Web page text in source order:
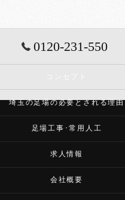
0120-231-550
埼玉の足場の必要とされる理由
足場工事･常用人工
求人情報
会社概要